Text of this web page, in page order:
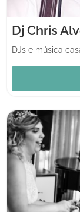
Dj Chris
DJs e música